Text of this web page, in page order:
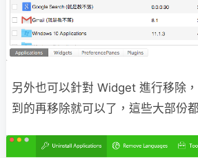
另外也可以針對 Widget 進行移除
到的再移除就可以了，這些大部份